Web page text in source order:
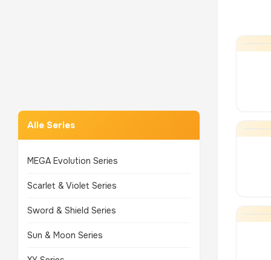
Alle Series
MEGA Evolution Series
Scarlet & Violet Series
Sword & Shield Series
Sun & Moon Series